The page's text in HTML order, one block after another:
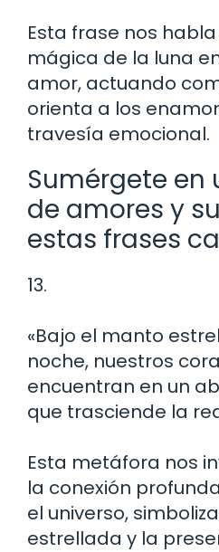
Esta frase nos
mágica de la luna
amor, actuando
orienta a los
travesía emocional.
Sumérgete en
de amores y
estas frases
13.
«Bajo el manto
noche, nuestros
encuentran en un
que trasciende la
Esta metáfora nos
la conexión
el universo,
estrellada y la